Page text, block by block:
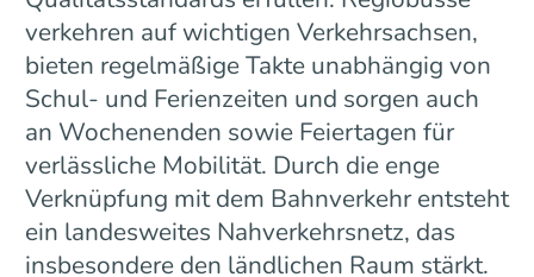
verkehren auf wichtigen Verkehrsachsen,
bieten regelmäßige Takte unabhängig von
Schul- und Ferienzeiten und sorgen auch
an Wochenenden sowie Feiertagen für
verlässliche Mobilität. Durch die enge
Verknüpfung mit dem Bahnverkehr entsteht
ein landesweites Nahverkehrsnetz, das
insbesondere den ländlichen Raum stärkt.